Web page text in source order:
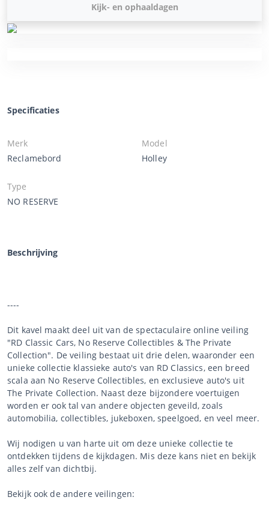
Kijk- en ophaaldagen
Specificaties
Merk
Reclamebord
Model
Holley
Type
NO RESERVE
Beschrijving
----
Dit kavel maakt deel uit van de spectaculaire online veiling
"RD Classic Cars, No Reserve Collectibles & The Private
Collection". De veiling bestaat uit drie delen, waaronder een
unieke collectie klassieke auto's van RD Classics, een breed
scala aan No Reserve Collectibles, en exclusieve auto's uit
The Private Collection. Naast deze bijzondere voertuigen
worden er ook tal van andere objecten geveild, zoals
automobilia, collectibles, jukeboxen, speelgoed, en veel meer.
Wij nodigen u van harte uit om deze unieke collectie te
ontdekken tijdens de kijkdagen. Mis deze kans niet en bekijk
alles zelf van dichtbij.
Bekijk ook de andere veilingen: